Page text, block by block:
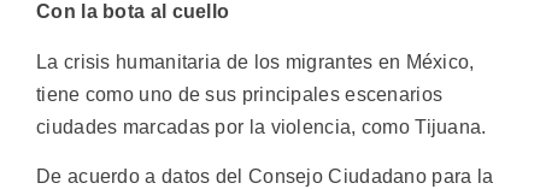
Con la bota al cuello
La crisis humanitaria de los migrantes en México,
tiene como uno de sus principales escenarios
ciudades marcadas por la violencia, como Tijuana.
De acuerdo a datos del Consejo Ciudadano para la